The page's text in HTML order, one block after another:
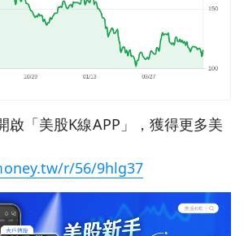
啟「美股K線APP」，獲得更多美
r/56/9hlg37